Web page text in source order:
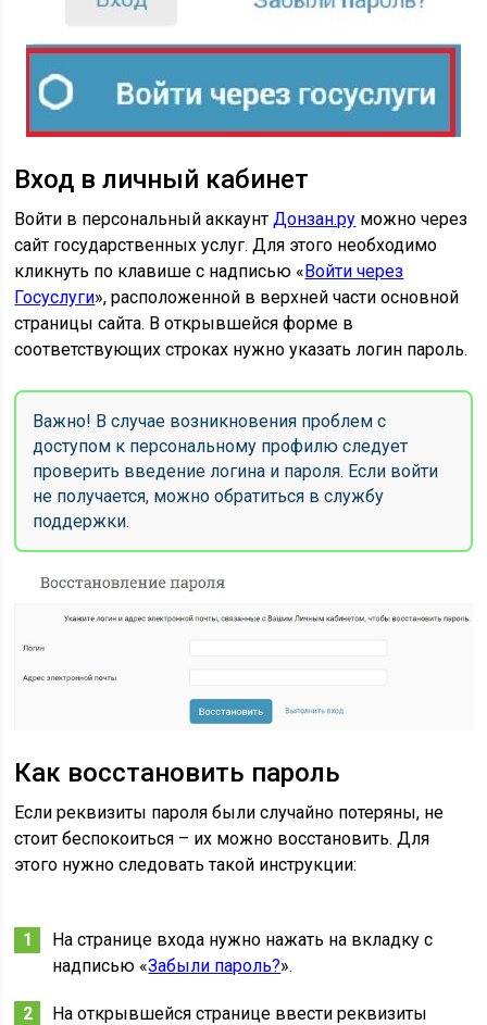
Вход в личный кабинет
Войти в персональный аккаунтДонзан.ру можно через
сайт государственных услуг. Для этого необходимо
кликнуть по клавише с надписью « Войти через
Госуслуги», расположенной в верхней части основной
страницы сайта. В открывшейся форме в
соответствующих строках нужно указать логин пароль.
Важно! В случае возникновения проблем с
доступом к персональному профилю следует
проверить введение логина и пароля. Если войти
не получается, можно обратиться в службу
поддержки.
Как восстановить пароль
Если реквизиты пароля были случайно потеряны, не
стоит беспокоиться – их можно восстановить. Для
этого нужно следовать такой инструкции:
На странице входа нужно нажать на вкладку с
надписью «Забыли пароль?».
На открывшейся странице ввести реквизиты